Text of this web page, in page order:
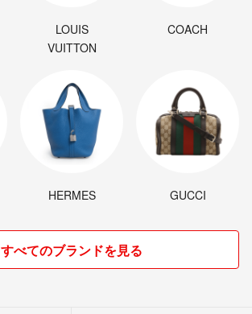
LOUIS
VUITTON
COACH
HERMES GUCCI
すべてのブランドを見る